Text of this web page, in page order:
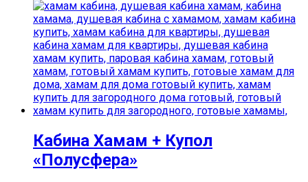
Кабина Хамам + Купол
«Полусфера»